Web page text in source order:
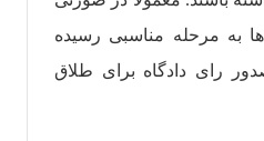
به مرحله مناسبی رسیده
رای دادگاه برای طلاق